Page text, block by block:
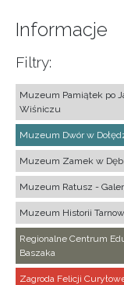
Informacje
Filtry:
Muzeum Pamiątek po
Wiśniczu
Muzeum Dwór w
Muzeum Zamek w
Muzeum Ratusz -
Muzeum Historii
Regionalne Centrum
Baszaka
Zagroda Felicji